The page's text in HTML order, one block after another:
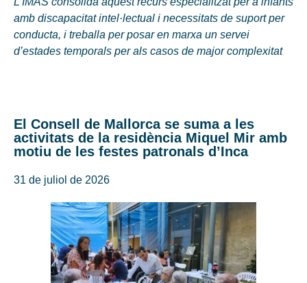
amb discapacitat intel·lectual i necessitats de suport per
conducta, i treballa per posar en marxa un servei
d’estades temporals per als casos de major complexitat
El Consell de Mallorca se suma a les
activitats de la residència Miquel Mir amb
motiu de les festes patronals d’Inca
31 de juliol de 2026